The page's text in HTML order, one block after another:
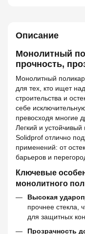
Описание
Монолитный
прочность,
Монолитный
для тех, кто ищет
строительства и
себе
превосходя многие
Легкий и
Solidprof отлично
применений: от
барьеров и
Ключевые
монолитного
Высокая
прочнее стекла,
для защитных
Прозрачность